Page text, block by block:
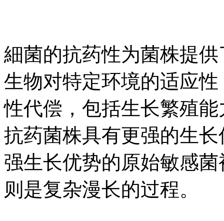
細菌的抗药性为菌株提
生物对特定环境的适应
性代偿，包括生长繁殖
抗药菌株具有更强的生
强生长优势的原始敏感
则是复杂漫长的过程。